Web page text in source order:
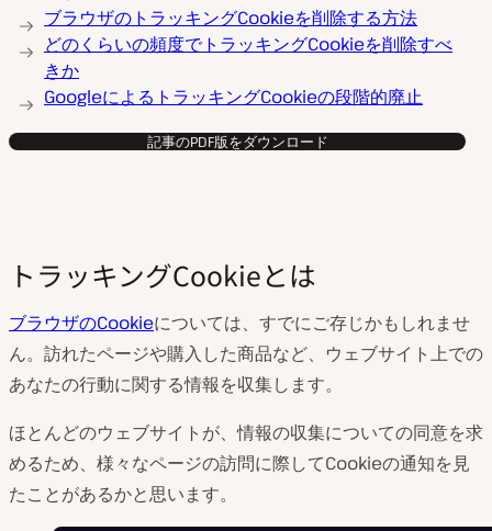
ブラウザのトラッキングCookieを削除する方法
どのくらいの頻度でトラッキングCookieを削除すべ
きか
GoogleによるトラッキングCookieの段階的廃止
記事のPDF版をダウンロード
トラッキングCookieとは
ブラウザのCookieについては、すでにご存じかもしれませ
ん。訪れたページや購入した商品など、ウェブサイト上での
あなたの行動に関する情報を収集します。
ほとんどのウェブサイトが、情報の収集についての同意を求
めるため、様々なページの訪問に際してCookieの通知を見
たことがあるかと思います。